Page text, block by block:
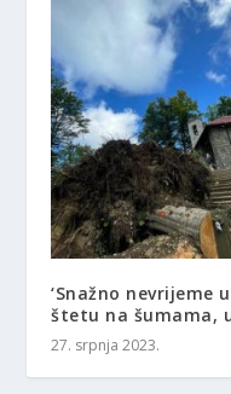
‘Snažno nevrijeme
štetu na šumama,
27. srpnja 2023.